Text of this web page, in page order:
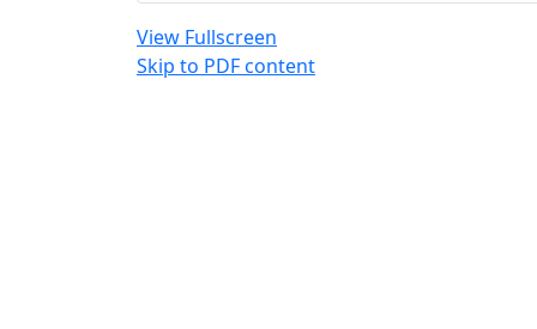
View Fullscreen
Skip to PDF content